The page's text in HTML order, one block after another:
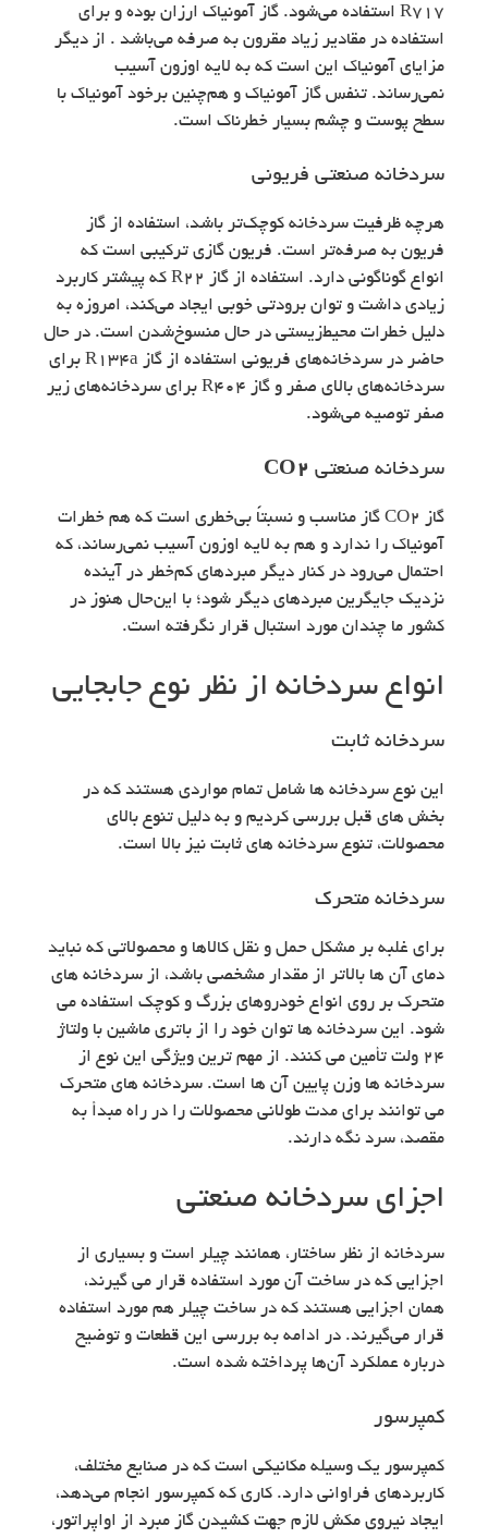
R717 استفاده می‌شود. گاز آمونیاک ارزان بوده و برای
استفاده در مقادیر زیاد مقرون به صرفه می‌باشد . از دیگر
مزایای آمونیاک این است که به لایه اوزون آسیب
نمی‌رساند. تنفس گاز آمونیاک و هم‌چنین برخود آمونیاک با
سطح پوست و چشم بسیار خطرناک است.
سردخانه صنعتی فریونی
هرچه ظرفیت سردخانه کوچک‌تر باشد، استفاده از گاز
فریون به صرفه‌تر است. فریون گازی ترکیبی است که
انواع گوناگونی دارد. استفاده از گاز R22 که پیشتر کاربرد
زیادی داشت و توان برودتی خوبی ایجاد می‌کند، امروزه به
دلیل خطرات محیط‌زیستی در حال منسوخ‌شدن است. در حال
حاضر در سردخانه‌های فریونی استفاده از گاز R134a برای
سردخانه‌های بالای صفر و گاز R404 برای سردخانه‌های زیر
صفر توصیه می‌شود.
سردخانه صنعتی CO2
گاز CO2 گاز مناسب و نسبتاً بی‌خطری است که هم خطرات
آمونیاک را ندارد و هم به لایه اوزون آسیب نمی‌رساند، که
احتمال می‌رود در کنار دیگر مبردهای کم‌خطر در آینده
نزدیک جایگرین مبردهای دیگر شود؛ با این‌حال هنوز در
کشور ما چندان مورد استبال قرار نگرفته است.
انواع سردخانه از نظر نوع جابجایی
سردخانه ثابت
این نوع سردخانه ها شامل تمام مواردی هستند که در
بخش های قبل بررسی کردیم و به دلیل تنوع بالای
محصولات، تنوع سردخانه های ثابت نیز بالا است.
سردخانه متحرک
برای غلبه بر مشکل حمل و نقل کالاها و محصولاتی که نباید
دمای آن ها بالاتر از مقدار مشخصی باشد، از سردخانه های
متحرک بر روی انواع خودروهای بزرگ و کوچک استفاده می
شود. این سردخانه ها توان خود را از باتری ماشین با ولتاژ
24 ولت تأمین می کنند. از مهم ترین ویژگی این نوع از
سردخانه ها وزن پایین آن ها است. سردخانه های متحرک
می توانند برای مدت طولانی محصولات را در راه مبدأ به
مقصد، سرد نگه دارند.
اجزای سردخانه صنعتی
سردخانه از نظر ساختار، همانند چیلر است و بسیاری از
اجزایی که در ساخت آن مورد استفاده قرار می گیرند،
همان اجزایی هستند که در ساخت چیلر هم مورد استفاده
قرار می‌گیرند. در ادامه به بررسی این قطعات و توضیح
درباره عملکرد آن‌ها پرداخته شده است.
کمپرسور
کمپرسور یک وسیله مکانیکی است که در صنایع مختلف،
کاربردهای فراوانی دارد. کاری که کمپرسور انجام می‌دهد،
ایجاد نیروی مکش لازم جهت کشیدن گاز مبرد از اواپراتور،